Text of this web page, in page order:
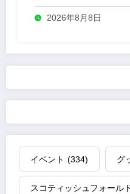
2026年8月8日
イベント (334) グ
スコティッシュフォール